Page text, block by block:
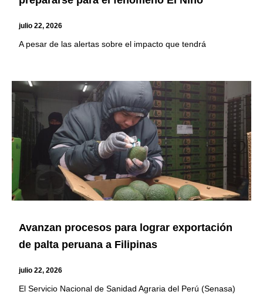
julio 22, 2026
A pesar de las alertas sobre el impacto que tendrá
Avanzan procesos para lograr exportación
de palta peruana a Filipinas
julio 22, 2026
El Servicio Nacional de Sanidad Agraria del Perú (Senasa)